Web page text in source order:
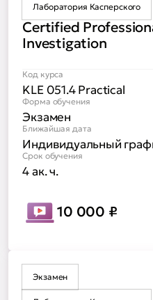
Лаборатория Касперского
Certified
Investigation
Код курса
KLE 051.4 Practical
Форма обучения
Экзамен
Ближайшая дата
Индивидуальный
Срок обучения
4 ак. ч.
10 000 ₽
Экзамен